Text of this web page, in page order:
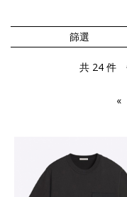
篩選
共 24 件
«